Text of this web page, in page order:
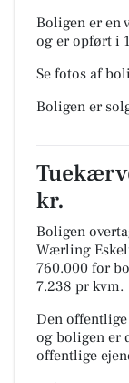
Boligen er en
og er opført i
Se fotos af
Boligen er
kr.
Boligen
Wærling
760.000 for
7.238 pr kvm.
Den
og boligen er
offentlige